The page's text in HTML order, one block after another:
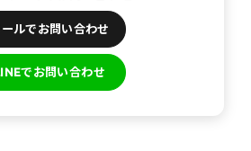
ールでお問い合わせ
でお問い合わせ